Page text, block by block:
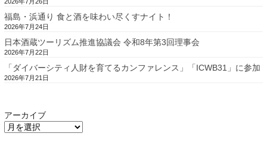
福島・浜通り 食と酒を味わい尽くすナイト！
2026年7月24日
日本酒蔵ツーリズム推進協議会 令和8年第3回理事会
2026年7月22日
「ダイバーシティ人財を育てるカンファレンス」「ICWB31」に参加
2026年7月21日
アーカイブ